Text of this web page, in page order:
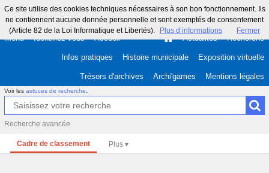
Ce site utilise des cookies techniques nécessaires à son bon fonctionnement. Ils
ne contiennent aucune donnée personnelle et sont exemptés de consentement
(Article 82 de la Loi Informatique et Libertés).
Plus d’informations Fermer
Menu Identifiez-vous Accueil Actualités Recherche
Infos pratiques Histoire municipale Exposition virtuelle
Trésors d'archives Archi'games Mentions légales
Voir les astuces de recherche
Recherche avancée
Cadre de classement